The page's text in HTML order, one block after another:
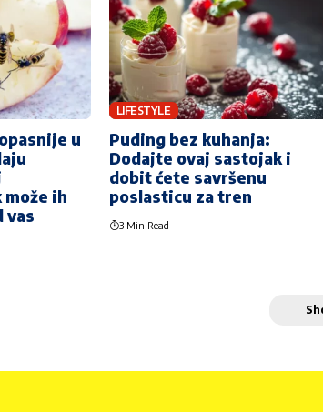
u
ih
vas
LIFESTYLE
Puding bez kuhanja:
Dodajte ovaj sastojak i
dobit ćete savršenu
poslasticu za tren
3 Min Read